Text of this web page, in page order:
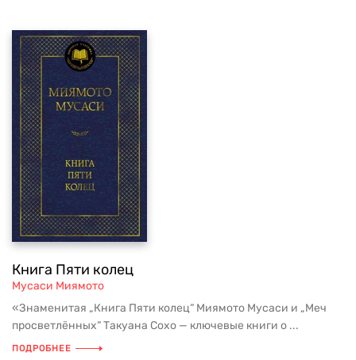
Книга Пяти колец
Мусаси Миямото
«Знаменитая „Книга Пяти колец“ Миямото Мусаси и „Меч
просветлённых“ Такуана Сохо — ключевые книги о ...
ПОДРОБНЕЕ